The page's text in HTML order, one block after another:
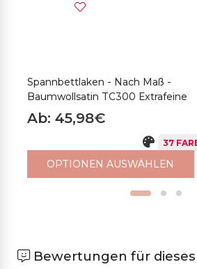
Spannbettlaken - Nach Maß -
Baumwollsatin TC300 Extrafeine
Ab: 45,98€
37
OPTIONEN AUSWÄHLEN
Bewertungen für